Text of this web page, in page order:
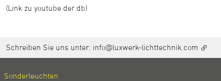
(Link zu youtube der db)
Schreiben Sie uns unter: info@luxwerk-lichttechnik.com
Sonderleuchten